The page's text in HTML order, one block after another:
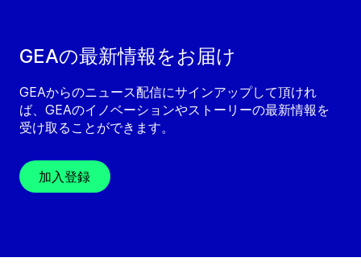
GEAの最新情報をお届け
GEAからのニュース配信にサインアップして頂けれ
ば、GEAのイノベーションやストーリーの最新情報を
受け取ることができます。
加入登録